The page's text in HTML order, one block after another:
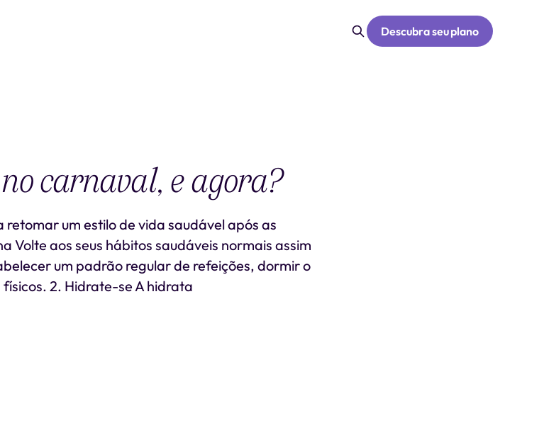
Descubra seu plano
carnaval, e agora?
um estilo de vida saudável após as
Volte aos seus hábitos saudáveis normais assim
um padrão regular de refeições, dormir o
2. Hidrate-se A hidrata